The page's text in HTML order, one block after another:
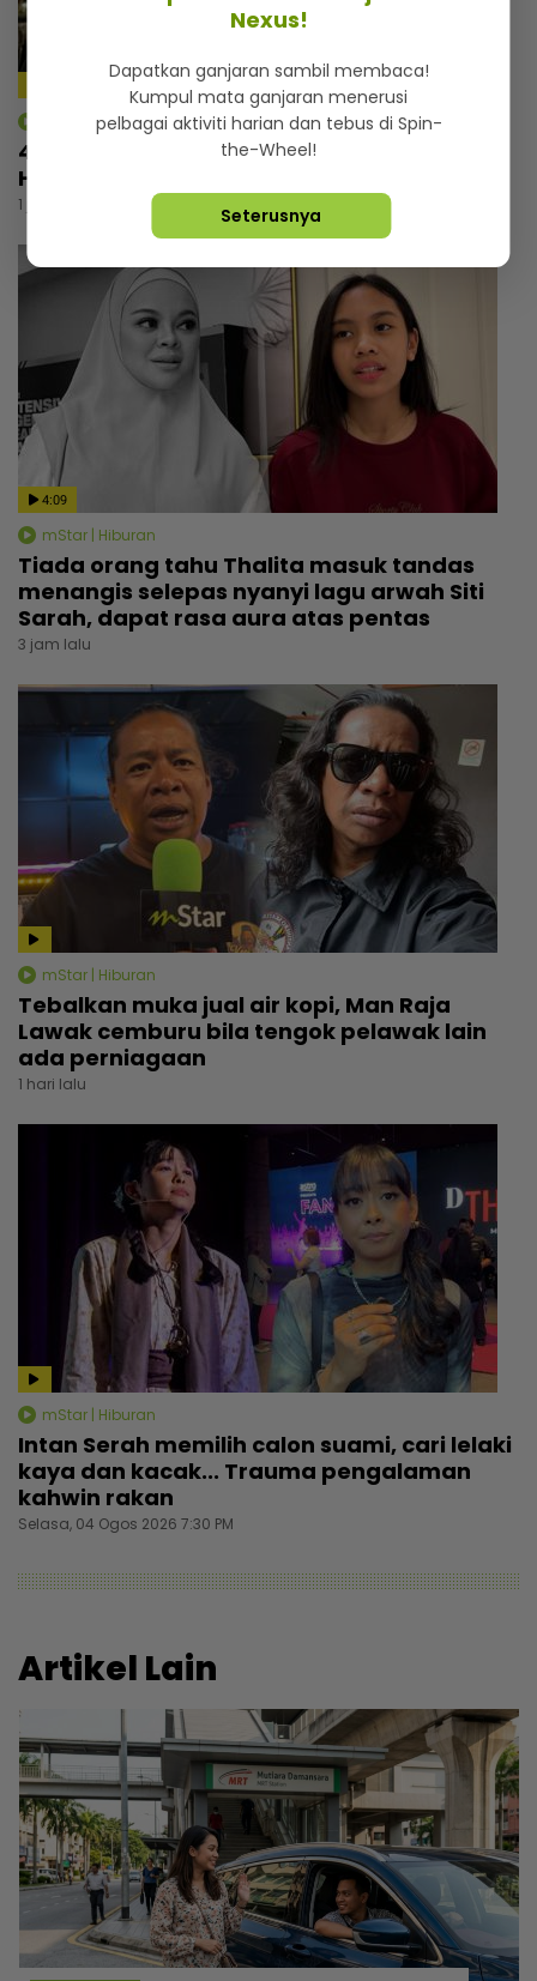
mStar | Hiburan
4 tahun pegang status duda, Luqman
Hafidz selesa tidak sunyi tanpa pasangan
1 jam lalu
4:09
mStar | Hiburan
Tiada orang tahu Thalita masuk tandas
menangis selepas nyanyi lagu arwah Siti
Sarah, dapat rasa aura atas pentas
3 jam lalu
mStar | Hiburan
Tebalkan muka jual air kopi, Man Raja
Lawak cemburu bila tengok pelawak lain
ada perniagaan
1 hari lalu
mStar | Hiburan
Intan Serah memilih calon suami, cari lelaki
kaya dan kacak... Trauma pengalaman
kahwin rakan
Selasa, 04 Ogos 2026 7:30 PM
Artikel Lain
Nexus!
Dapatkan ganjaran sambil membaca!
Kumpul mata ganjaran menerusi
pelbagai aktiviti harian dan tebus di Spin-
the-Wheel!
Seterusnya